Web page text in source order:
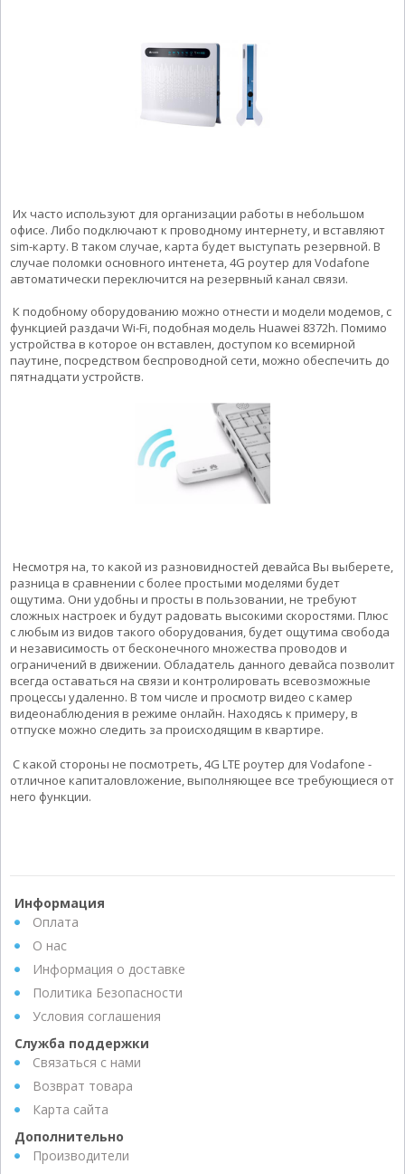
Их часто используют для организации работы в небольшом
офисе. Либо подключают к проводному интернету, и вставляют
sim-карту. В таком случае, карта будет выступать резервной. В
случае поломки основного интенета, 4G роутер для Vodafone
автоматически переключится на резервный канал связи.
К подобному оборудованию можно отнести и модели модемов, с
функцией раздачи Wi-Fi, подобная модель Huawei 8372h. Помимо
устройства в которое он вставлен, доступом ко всемирной
паутине, посредством беспроводной сети, можно обеспечить до
пятнадцати устройств.
Несмотря на, то какой из разновидностей девайса Вы выберете,
разница в сравнении с более простыми моделями будет
ощутима. Они удобны и просты в пользовании, не требуют
сложных настроек и будут радовать высокими скоростями. Плюс
с любым из видов такого оборудования, будет ощутима свобода
и независимость от бесконечного множества проводов и
ограничений в движении. Обладатель данного девайса позволит
всегда оставаться на связи и контролировать всевозможные
процессы удаленно. В том числе и просмотр видео с камер
видеонаблюдения в режиме онлайн. Находясь к примеру, в
отпуске можно следить за происходящим в квартире.
C какой стороны не посмотреть, 4G LTE роутер для Vodafone -
отличное капиталовложение, выполняющее все требующиеся от
него функции.
Информация
Оплата
О нас
Информация о доставке
Политика Безопасности
Условия соглашения
Служба поддержки
Связаться с нами
Возврат товара
Карта сайта
Дополнительно
Производители